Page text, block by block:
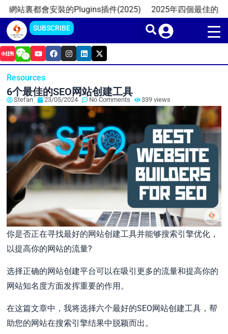
Skip
content
會安裝的Plugins插件(2025) 2025年四個最佳的免費
SUBSCRIBE
Y
o
u
u
b
e
F
a
c
o
o
k
I
n
s
g
r
a
L
i
n
d
i
n
X
-
t
t
t
e
r
Resources
6个最佳的SEO网站创建工具
Stefan 23/05/2024 No Comments 339 views
你是否正在寻找最好的网站创建工具并能够搜索引擎优化，
以提高你的网站的流量?
选择正确的网站创建平台可以在吸引更多的流量和提高你的
网站知名度方面发挥重要的作用。
在这篇文章中，我将选择六个最好的SEO网站创建工具，帮
助您的网站在搜索引擎结果中脱颖而出。